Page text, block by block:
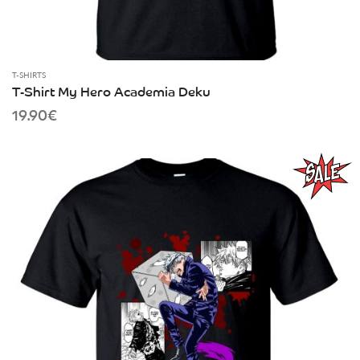
T-SHIRTS
T-Shirt My Hero Academia Deku
19.90€